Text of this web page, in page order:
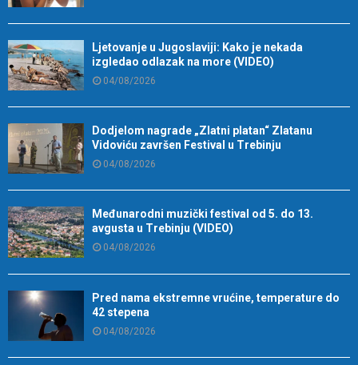
Ljetovanje u Jugoslaviji: Kako je nekada
izgledao odlazak na more (VIDEO)
04/08/2026
Dodjelom nagrade „Zlatni platan“ Zlatanu
Vidoviću završen Festival u Trebinju
04/08/2026
Međunarodni muzički festival od 5. do 13.
avgusta u Trebinju (VIDEO)
04/08/2026
Pred nama ekstremne vrućine, temperature do
42 stepena
04/08/2026